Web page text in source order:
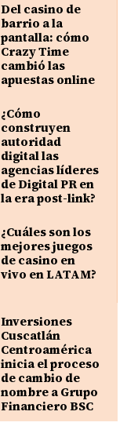
Del casino de
barrio a la
pantalla: cómo
Crazy Time
cambió las
apuestas online
¿Cómo
construyen
autoridad
digital las
agencias líderes
de Digital PR en
la era post-link?
¿Cuáles son los
mejores juegos
de casino en
vivo en LATAM?
Inversiones
Cuscatlán
Centroamérica
inicia el proceso
de cambio de
nombre a Grupo
Financiero BSC